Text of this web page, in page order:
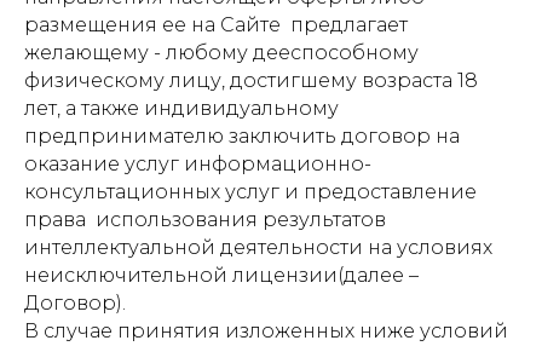
размещения ее на Сайте предлагает
желающему - любому дееспособному
физическому лицу, достигшему возраста 18
лет, а также индивидуальному
предпринимателю заключить договор на
оказание услуг информационно-
консультационных услуг и предоставление
права использования результатов
интеллектуальной деятельности на условиях
неисключительной лицензии(далее –
Договор).
В случае принятия изложенных ниже условий